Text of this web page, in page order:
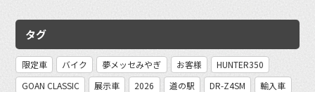
タグ
限定車 バイク 夢メッセみやぎ お客様
HUNTER350
GOAN CLASSIC
展示車 2026 道の駅 DR-Z4SM
輸入車